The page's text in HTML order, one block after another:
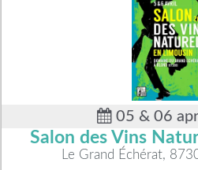
05 & 06
Salon des Vins
Le Grand Échérat,